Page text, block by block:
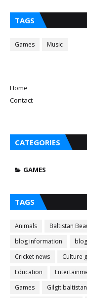
TAGS
Games Music
Home
Contact
CATEGORIES
GAMES
TAGS
Animals Baltistan
blog information
Cricket news
Culture
Education
Games
Gilgit